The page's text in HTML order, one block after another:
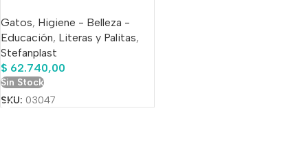
Gatos, Higiene - Belleza -
Educación, Literas y Palitas,
Stefanplast
$ 62.740,00
Sin Stock
SKU: 03047